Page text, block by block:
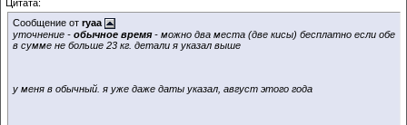
Цитата:
Сообщение от ryaa
уточнение - обычное время- можно два места (две кисы) бесплатно если обе
в сумме не больше 23 кг. детали я указал выше
у меня в обычный. я уже даже даты указал, август этого года